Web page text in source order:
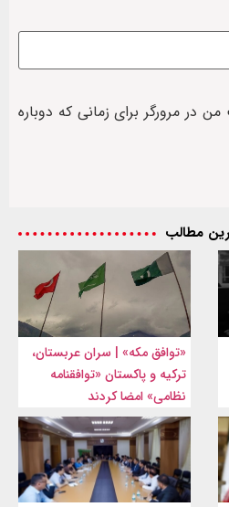
در مرورگر برای زمانی که دوباره
مطالب
«توافق مکه» | سران عربستان،
ترکیه و پاکستان «توافقنامه
نظامی» امضا کردند